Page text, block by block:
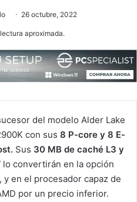
26 octubre, 2022
aproximada.
del modelo Alder Lake
con sus 8 P-core y 8 E-
Sus 30 MB de caché L3 y
lo convertirán en la opción
en el procesador capaz de
por un precio inferior.